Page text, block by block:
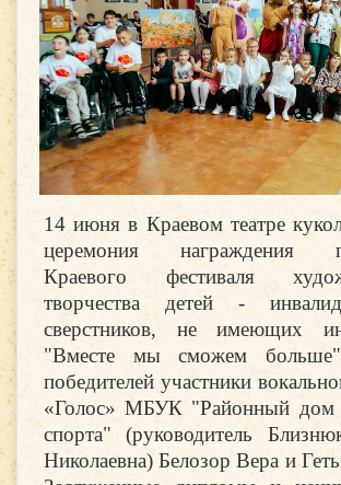
14 июня в Краевом театре кукол
церемония награждения
Краевого фестиваля
творчества детей -
сверстников, не имеющих
"Вместе мы сможем
победителей участники
«Голос» МБУК "Районный дом
спорта" (руководитель
Николаевна) Белозор Вера и